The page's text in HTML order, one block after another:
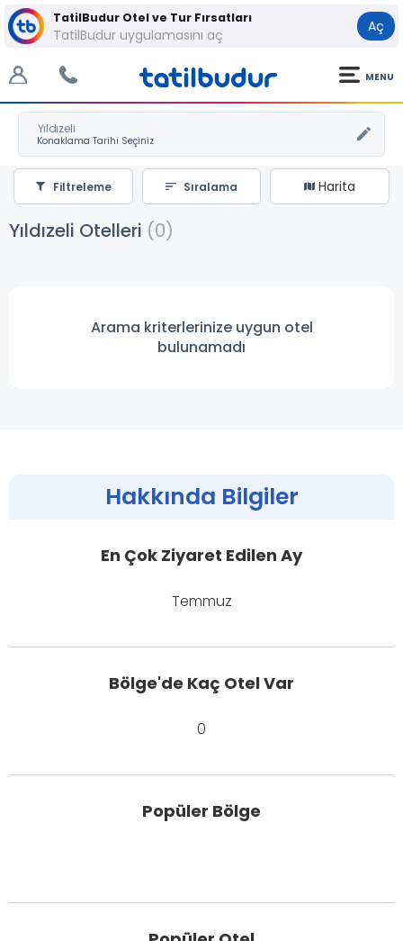
TatilBudur Otel ve Tur Fırsatları
TatilBudur uygulamasını aç Aç
MENU
Yıldızeli
Harita
Sıralama
Filtreleme
Yıldızeli Otelleri (0)
Arama kriterlerinize uygun otel
bulunamadı
Hakkında Bilgiler
En Çok Ziyaret Edilen Ay
Temmuz
Bölge'de Kaç Otel Var
0
Popüler Bölge